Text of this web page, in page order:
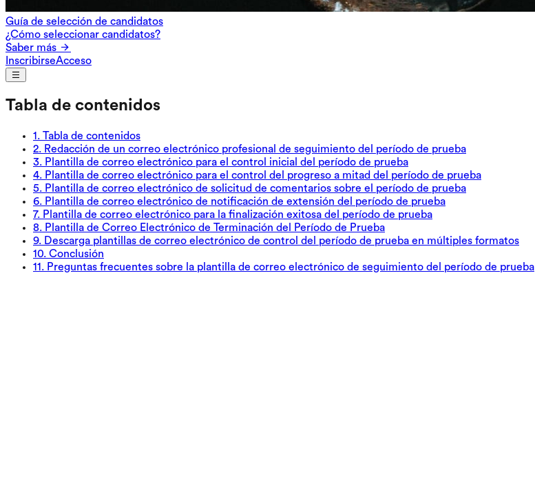
Guía de selección de candidatos
¿Cómo seleccionar candidatos?
Saber más
InscribirseAcceso
Tabla de contenidos
1 . Tabla de contenidos
2. Redacción de un correo electrónico profesional de seguimiento del período de prueba
3. Plantilla de correo electrónico para el control inicial del período de prueba
4. Plantilla de correo electrónico para el control del progreso a mitad del período de prueba
5. Plantilla de correo electrónico de solicitud de comentarios sobre el período de prueba
6. Plantilla de correo electrónico de notificación de extensión del período de prueba
7. Plantilla de correo electrónico para la finalización exitosa del período de prueba
8. Plantilla de Correo Electrónico de Terminación del Período de Prueba
9. Descarga plantillas de correo electrónico de control del período de prueba en múltiples formatos
10. Conclusión
11 . Preguntas frecuentes sobre la plantilla de correo electrónico de seguimiento del período de prueba